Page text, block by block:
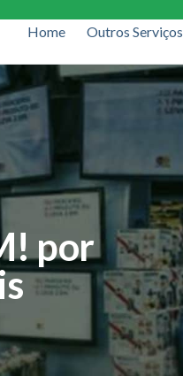
Home Outros Serviços
por